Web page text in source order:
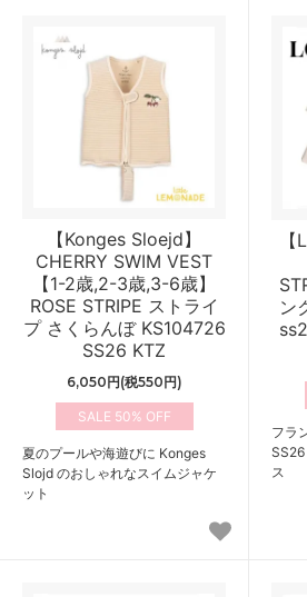
【Konges Sloejd】
CHERRY SWIM VEST
【1-2歳,2-3歳,3-6歳】
ROSE STRIPE ストライ
プ さくらんぼ KS104726
SS26 KTZ
6,050円(税550円)
50%
夏のプールや海遊びに Konges
Slojd のおしゃれなスイムジャケ
ット
ン
フラ
SS26
ス